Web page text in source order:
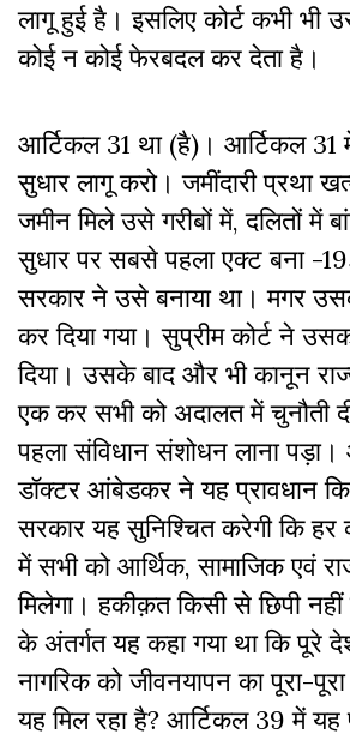
लागू हुई है। इसलिए कोर्ट कभी भी
कोई न कोई फेरबदल कर देता है।
आर्टिकल 31 था (है)। आर्टिकल 31
सुधार लागू करो। जमींदारी प्रथा
जमीन मिले उसे गरीबों में, दलितों में
सुधार पर सबसे पहला एक्ट बना -
सरकार ने उसे बनाया था। मगर
कर दिया गया। सुप्रीम कोर्ट ने
दिया। उसके बाद और भी कानून
एक कर सभी को अदालत में चुनौती
पहला संविधान संशोधन लाना
डॉक्टर आंबेडकर ने यह प्रावधान
सरकार यह सुनिश्चित करेगी कि हर
में सभी को आर्थिक, सामाजिक एवं
मिलेगा। हकीक़त किसी से छिपी
के अंतर्गत यह कहा गया था कि पूरे
नागरिक को जीवनयापन का पूरा-
यह मिल रहा है? आर्टिकल 39 में यह